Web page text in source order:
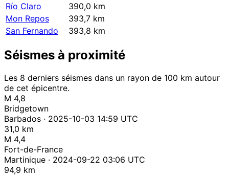
Río Claro
390,0 km
Mon Repos
393,7 km
San Fernando
393,8 km
Séismes à proximité
Les 8 derniers séismes dans un rayon de 100 km autour
de cet épicentre.
M 4,8
Bridgetown
Barbados · 2025-10-03 14:59 UTC
31,0 km
M 4,4
Fort-de-France
Martinique · 2024-09-22 03:06 UTC
94,9 km